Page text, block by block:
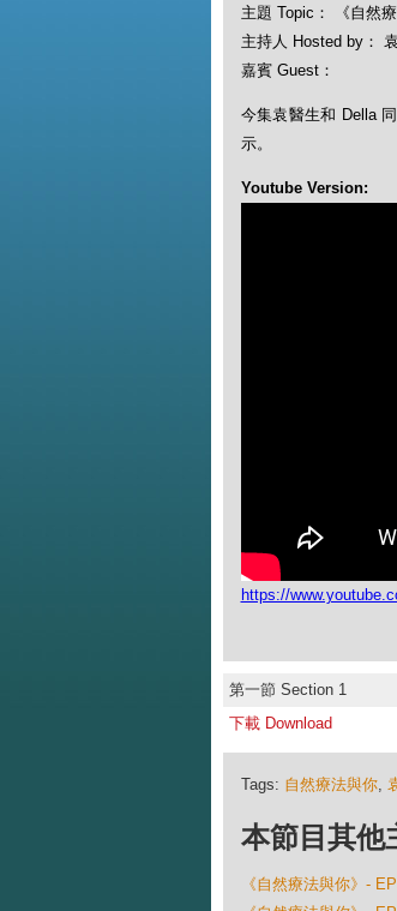
主題 Topic： 《自然
主持人 Hosted by：
嘉賓 Guest：
今集袁醫生和 Della
示。
Youtube Version:
https://
第一節 Section 1
下載 Download
Tags: 自然療法與你,
本節目其
《自然療法與你》-